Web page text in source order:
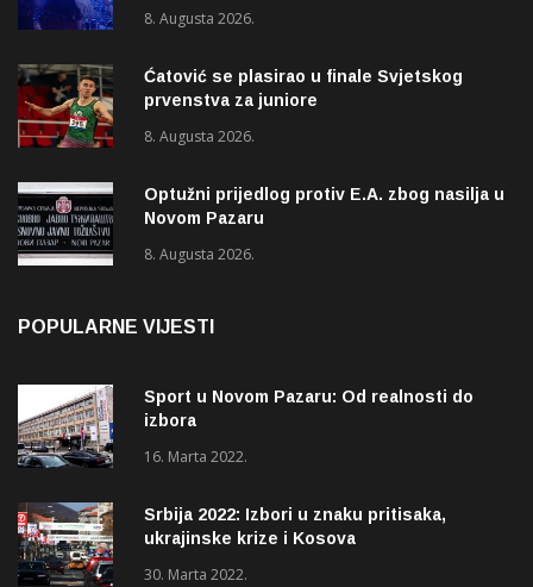
8. Augusta 2026.
Ćatović se plasirao u finale Svjetskog
prvenstva za juniore
8. Augusta 2026.
Optužni prijedlog protiv E.A. zbog nasilja u
Novom Pazaru
8. Augusta 2026.
POPULARNE VIJESTI
Sport u Novom Pazaru: Od realnosti do
izbora
16. Marta 2022.
Srbija 2022: Izbori u znaku pritisaka,
ukrajinske krize i Kosova
30. Marta 2022.